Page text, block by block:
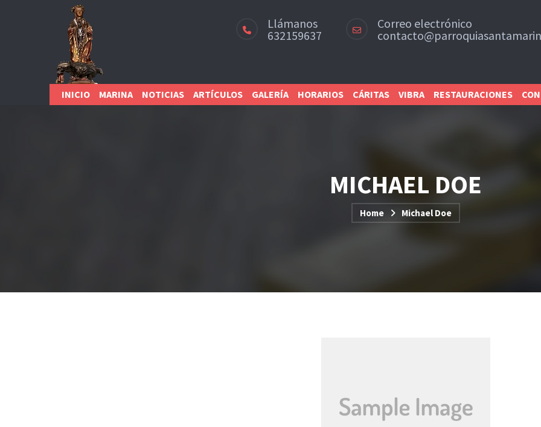
Llámanos
632159637
Correo electrónico
INICIO MARINA NOTICIAS ARTÍCULOS GALERÍA HORARIOS CÁRITAS VIBRA RESTAURACIONES
MICHAEL DOE
Home Michael Doe